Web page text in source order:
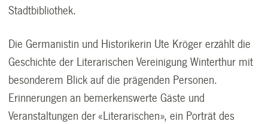
Stadtbibliothek.
Die Germanistin und Historikerin Ute Kröger erzählt die
Geschichte der Literarischen Vereinigung Winterthur mit
besonderem Blick auf die prägenden Personen.
Erinnerungen an bemerkenswerte Gäste und
Veranstaltungen der «Literarischen», ein Porträt des